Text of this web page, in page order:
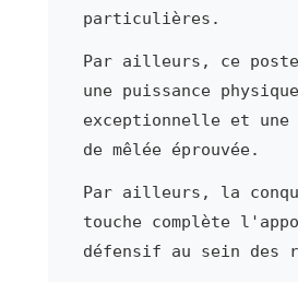
particulières.
Par ailleurs, ce
une puissance physique
exceptionnelle et une
de mêlée éprouvée.
Par ailleurs, la
touche complète
défensif au sein des